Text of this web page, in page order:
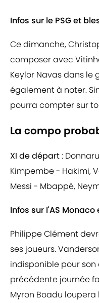
Infos sur le PSG et
Ce dimanche,
composer avec
Keylor Navas dans le
également à noter.
pourra compter sur
La compo
XI de départ:
Kimpembe - Hakimi,
Messi - Mbappé,
Infos sur l'AS
Philippe Clément
ses joueurs.
indisponible pour
précédente journée
Myron Boadu